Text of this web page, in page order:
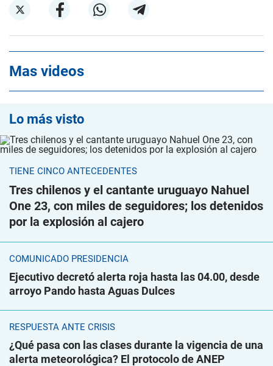
Mas videos
Lo más visto
TIENE CINCO ANTECEDENTES
Tres chilenos y el cantante uruguayo Nahuel
One 23, con miles de seguidores; los detenidos
por la explosión al cajero
COMUNICADO PRESIDENCIA
Ejecutivo decretó alerta roja hasta las 04.00, desde
arroyo Pando hasta Aguas Dulces
RESPUESTA ANTE CRISIS
¿Qué pasa con las clases durante la vigencia de una
alerta meteorológica? El protocolo de ANEP